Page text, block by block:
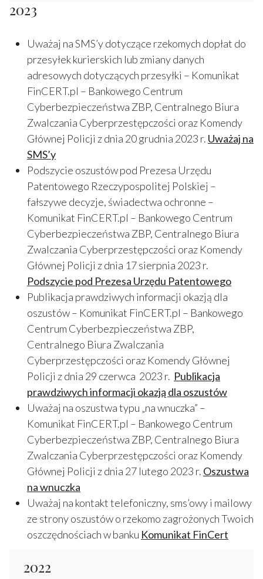
2023
Uważaj na SMS’y dotyczące rzekomych dopłat do
przesyłek kurierskich lub zmiany danych
adresowych dotyczących przesyłki – Komunikat
FinCERT.pl – Bankowego Centrum
Cyberbezpieczeństwa ZBP, Centralnego Biura
Zwalczania Cyberprzestępczości oraz Komendy
Głównej Policji z dnia 20 grudnia 2023 r. Uważaj na
SMS’y
Podszycie oszustów pod Prezesa Urzędu
Patentowego Rzeczypospolitej Polskiej –
fałszywe decyzje, świadectwa ochronne –
Komunikat FinCERT.pl – Bankowego Centrum
Cyberbezpieczeństwa ZBP, Centralnego Biura
Zwalczania Cyberprzestępczości oraz Komendy
Głównej Policji z dnia 17 sierpnia 2023 r.
Podszycie pod Prezesa Urzędu Patentowego
Publikacja prawdziwych informacji okazją dla
oszustów – Komunikat FinCERT.pl – Bankowego
Centrum Cyberbezpieczeństwa ZBP,
Centralnego Biura Zwalczania
Cyberprzestępczości oraz Komendy Głównej
Policji z dnia 29 czerwca 2023 r. Publikacja
prawdziwych informacji okazją dla oszustów
Uważaj na oszustwa typu „na wnuczka” –
Komunikat FinCERT.pl – Bankowego Centrum
Cyberbezpieczeństwa ZBP, Centralnego Biura
Zwalczania Cyberprzestępczości oraz Komendy
Głównej Policji z dnia 27 lutego 2023 r. Oszustwa
na wnuczka
Uważaj na kontakt telefoniczny, sms’owy i mailowy
ze strony oszustów o rzekomo zagrożonych Twoich
oszczędnościach w banku Komunikat FinCert
2022